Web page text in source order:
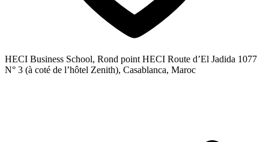
HECI Business School, Rond point HECI Route d’El Jadida 1077
N° 3 (à coté de l’hôtel Zenith), Casablanca, Maroc